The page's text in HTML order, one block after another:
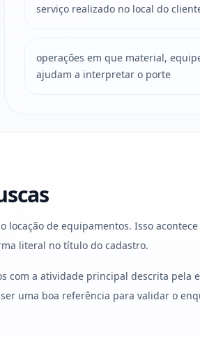
serviço realizado no local do
operações em que material,
ajudam a interpretar o porte
locação de equipamentos. Isso
literal no título do cadastro.
com a atividade principal descrita pela
uma boa referência para validar o